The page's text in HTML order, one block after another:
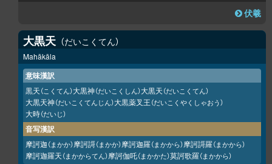
伏羲
大黒天 だいこくてん
Mahākāla
意味漢訳
黒天（こくてん）大黒神（だいこくしん）大黒天（だいこくてん）
大黒天神（だいこくてんじん）大黒薬叉王（だいこくやくしゃおう）
大時（だいじ）
音写漢訳
摩訶迦（まかか）摩訶謌（まかか）摩訶迦羅（まかから）摩訶謌羅（まかから）
摩訶迦羅天（まかからてん）摩訶伽吒（まかかた）莫訶歌羅（まかから）